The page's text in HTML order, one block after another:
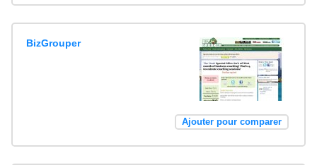
BizGrouper
Ajouter pour comparer